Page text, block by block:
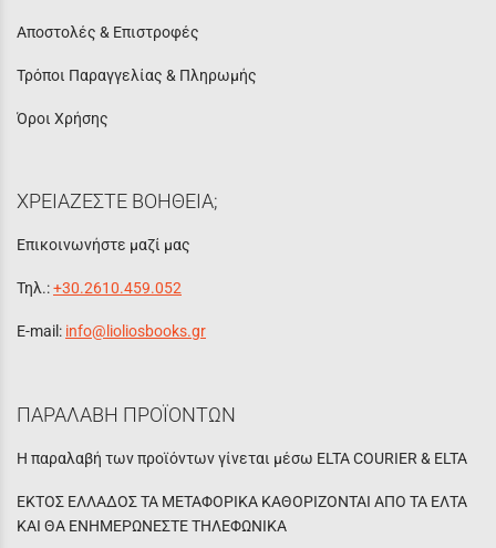
Αποστολές & Επιστροφές
Τρόποι Παραγγελίας & Πληρωμής
Όροι Χρήσης
ΧΡΕΙΑΖΕΣΤΕ ΒΟΗΘΕΙΑ;
Επικοινωνήστε μαζί μας
Τηλ.:+30.2610.459.052
E-mail: info@lioliosbooks.gr
ΠΑΡΑΛΑΒΗ ΠΡΟΪΟΝΤΩΝ
Η παραλαβή των προϊόντων γίνεται μέσω ELTA COURIER & ELTA
ΕΚΤΟΣ ΕΛΛΑΔΟΣ ΤΑ ΜΕΤΑΦΟΡΙΚΑ ΚΑΘΟΡΙΖΟΝΤΑΙ ΑΠΟ ΤΑ ΕΛΤΑ
ΚΑΙ ΘΑ ΕΝΗΜΕΡΩΝΕΣΤΕ ΤΗΛΕΦΩΝΙΚΑ